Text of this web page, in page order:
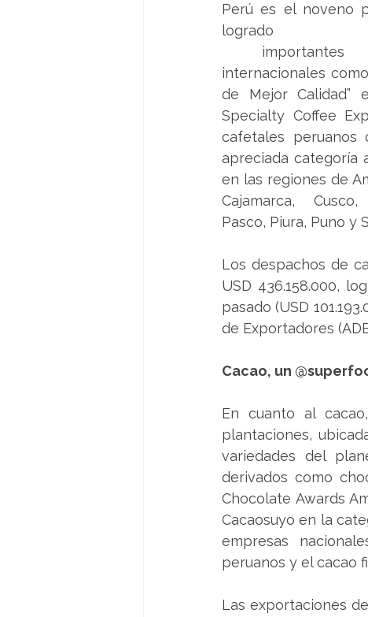
Perú es el noveno
logrado
internacionales
de Mejor Calidad”
Specialty Coffee
cafetales peruanos
apreciada categoría
en las regiones de
Cajamarca,
Pasco, Piura, Puno y
Los despachos de
USD 436.158.000,
pasado (USD
de Exportadores
Cacao, un
En cuanto al
plantaciones,
variedades del
derivados como
Chocolate Awards
Cacaosuyo en la
empresas
peruanos y el cacao
Las exportaciones